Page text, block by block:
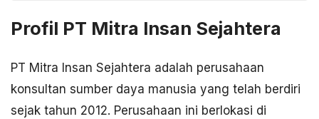
Profil PT Mitra Insan Sejahtera
PT Mitra Insan Sejahtera adalah perusahaan
konsultan sumber daya manusia yang telah berdiri
sejak tahun 2012. Perusahaan ini berlokasi di